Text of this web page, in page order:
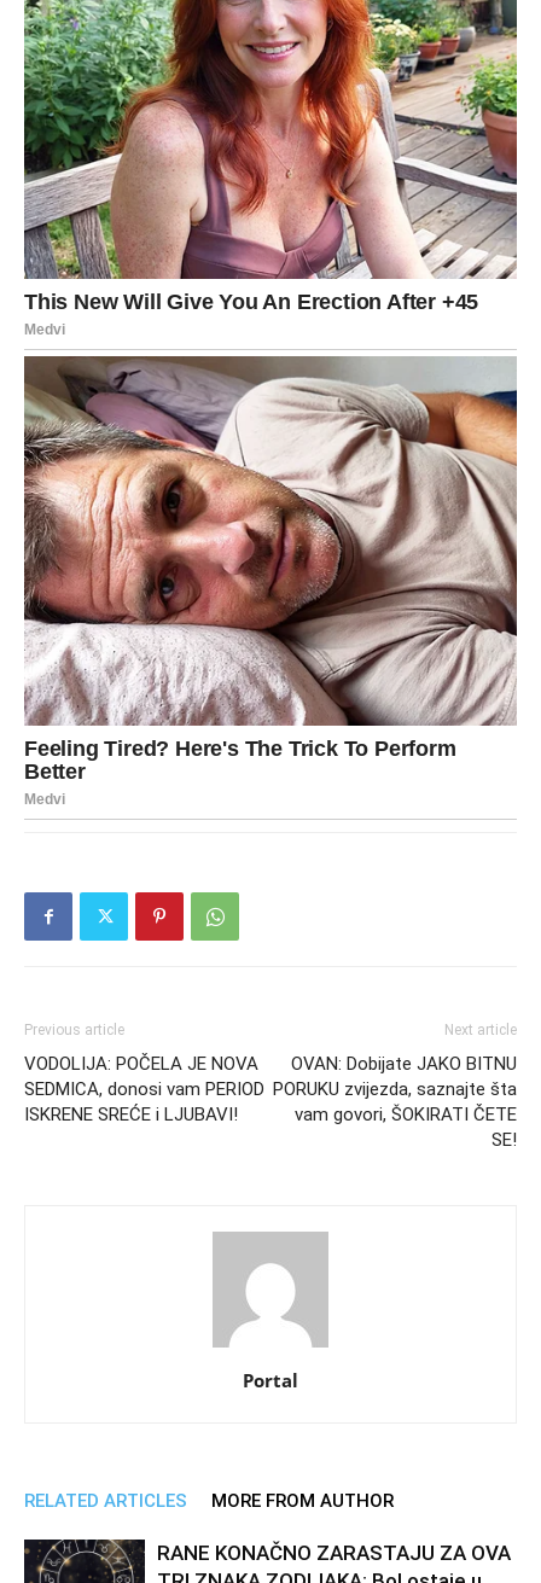
Previous article
VODOLIJA: POČELA JE NOVA
SEDMICA, donosi vam PERIOD
ISKRENE SREĆE i LJUBAVI!
Next article
OVAN: Dobijate JAKO BITNU
PORUKU zvijezda, saznajte šta
vam govori, ŠOKIRATI ČETE
SE!
Portal
RELATED ARTICLES MORE FROM AUTHOR
RANE KONAČNO ZARASTAJU ZA OVA